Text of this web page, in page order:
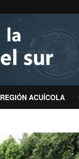
REGIÓN ACUÍCOLA